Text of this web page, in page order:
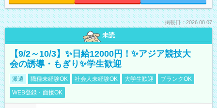
掲載日：2026.08.07
未読
【9/2～10/3】✨日給12000円！✨アジア競技大
会の誘導・もぎり✨学生歓迎
派遣 職種未経験OK 社会人未経験OK 大学生歓迎
ブランクOK
WEB登録・面接OK